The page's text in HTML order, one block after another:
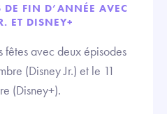
DE FIN D’ANNÉE AVEC
ET DISNEY+
fêtes avec deux épisodes
(Disney Jr.) et le 11
(Disney+).